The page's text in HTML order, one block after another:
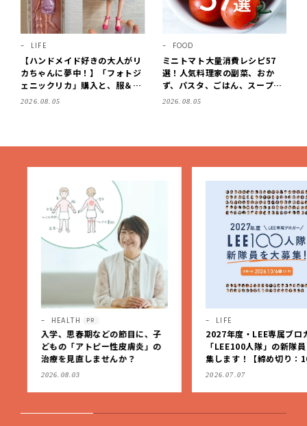
LIFE
【ハンドメイド好きの大人がリ
カちゃんに夢中！】「フォトジ
ェニックリカ」購入と、服＆ク
ローゼットの手づくり実例をご
2026.08.05
FOOD
ミニトマト大量消費レシピ57
選！人気料理家の副菜、おか
ず、パスタ、ごはん、スープま
で【保存版】
2026.08.05
HEALTH PR
入学、思春期などの節目に、子
どもの「アトピー性皮膚炎」の
治療を見直しませんか？
2026.08.03
LIFE
2027年度・LEE専属ブロガ
「LEE100人隊」の新隊員
集します！【締め切り：
（火）】
2026.07.07